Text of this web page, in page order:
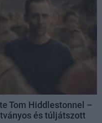
Tom Hiddlestonnel –
és túljátszott